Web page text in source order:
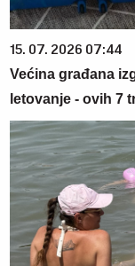
15. 07. 2026 07:44
Većina građana
letovanje - ovih 7